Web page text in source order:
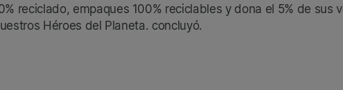
reciclado, empaques 100% reciclables y dona el 5% de sus
Héroes del Planeta. concluyó.